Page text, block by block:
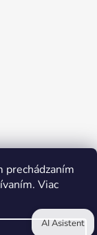
prechádzaním
Viac
AI Asistent